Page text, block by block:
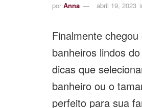
por Anna abril 19, 2023
Finalmente
banheiros lindos
dicas que
banheiro ou o
perfeito para sua